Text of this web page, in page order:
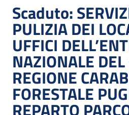
Scaduto:
PULIZIA DEI
UFFICI
NAZIONALE
REGIONE
FORESTALE
REPARTO